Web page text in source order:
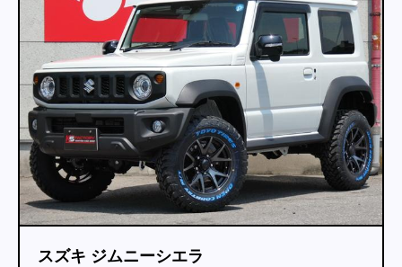
スズキ ジムニーシエラ